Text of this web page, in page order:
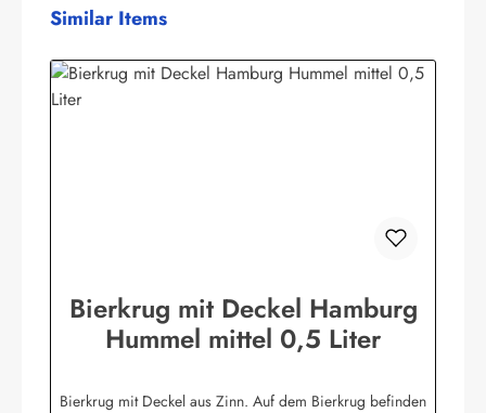
Produktgalerie überspringen
Similar Items
Bierkrug mit Deckel Hamburg
Hummel mittel 0,5 Liter
Bierkrug mit Deckel aus Zinn. Auf dem Bierkrug befinden